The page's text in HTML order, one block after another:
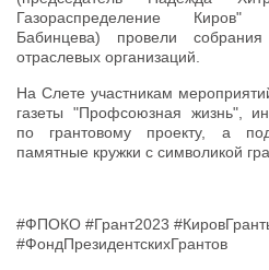
Газораспределение Киров"
Бабинцева) провели
отраслевых организаций.
На Слете участникам
газеты "Профсоюзная жизнь",
по грантовому проекту, а
памятные кружки с символикой
#ФПОКО #Грант2023
#ФондПрезидентскихГрантов